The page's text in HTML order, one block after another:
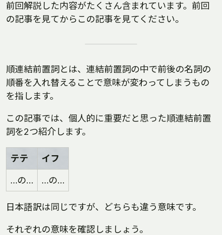
前回解説した内容がたくさん含まれています。前回
の記事を見てからこの記事を見てください。
順連結前置詞とは、連結前置詞の中で前後の名詞の
順番を入れ替えることで意味が変わってしまうもの
を指します。
この記事では、個人的に重要だと思った順連結前置
詞を2つ紹介します。
テテ イフ
…の… …の…
日本語訳は同じですが、どちらも違う意味です。
それぞれの意味を確認しましょう。